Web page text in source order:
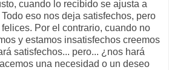
cuando lo recibido se ajusta a
eso nos deja satisfechos, pero
Por el contrario, cuando no
y estamos insatisfechos creemos
satisfechos... pero... ¿nos hará
una necesidad o un deseo